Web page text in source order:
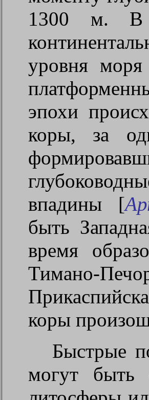
1300 м. В
уровня
эпохи
коры, за
впадины [
быть
время
Тимано-
коры
Быстрые
могут быть